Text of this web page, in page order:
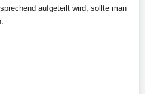
aufgeteilt wird, sollte man